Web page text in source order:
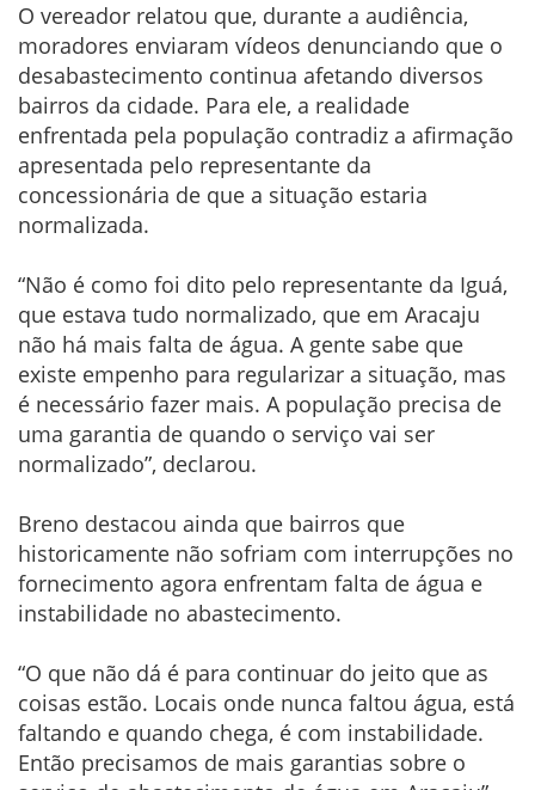
O vereador relatou que, durante a audiência,
moradores enviaram vídeos denunciando que o
desabastecimento continua afetando diversos
bairros da cidade. Para ele, a realidade
enfrentada pela população contradiz a afirmação
apresentada pelo representante da
concessionária de que a situação estaria
normalizada.
“Não é como foi dito pelo representante da Iguá,
que estava tudo normalizado, que em Aracaju
não há mais falta de água. A gente sabe que
existe empenho para regularizar a situação, mas
é necessário fazer mais. A população precisa de
uma garantia de quando o serviço vai ser
normalizado”, declarou.
Breno destacou ainda que bairros que
historicamente não sofriam com interrupções no
fornecimento agora enfrentam falta de água e
instabilidade no abastecimento.
“O que não dá é para continuar do jeito que as
coisas estão. Locais onde nunca faltou água, está
faltando e quando chega, é com instabilidade.
Então precisamos de mais garantias sobre o